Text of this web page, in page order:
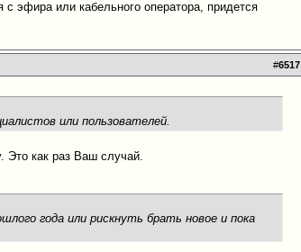
эфира или кабельного оператора, придется
#6517
или пользователей.
Это как раз Ваш случай.
года или рискнуть брать новое и пока